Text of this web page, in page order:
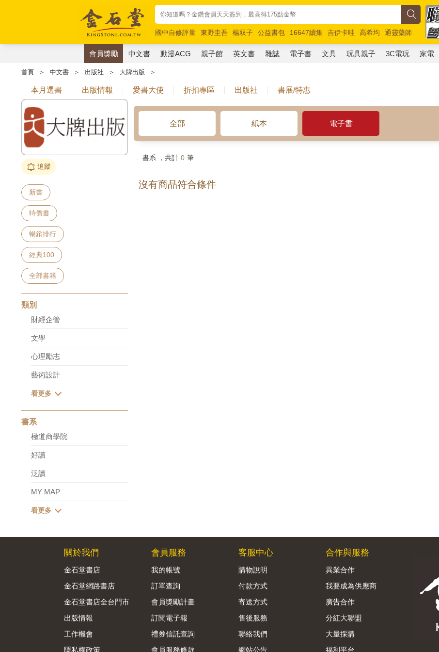
國中自修評量 東野圭吾 楊双子 公益書包 16647續集 吉伊卡哇 高希均
通靈藥師
唯紅花綻放
奧德賽 路邊攤新作 馬斯克 玩具總動員5 超慢跑
會員獎勵 中文書 動漫ACG 親子館 英文書 雜誌 電子書 文具 玩具親子 3C電玩 家電
首頁 ＞ 中文書 ＞ 出版社 ＞ 大牌出版 ＞ .
本月選書 出版情報 愛書大使 折扣專區 出版社 書展/特惠
追蹤
新書
特價書
暢銷排行
經典100
全部書籍
類別
財經企管
文學
心理勵志
藝術設計
書系
極道商學院
好讀
泛讀
MY MAP
全部 紙本 電子書
書系 ，共計 0 筆
沒有商品符合條件
關於我們
金石堂書店
金石堂網路書店
金石堂書店全台門市
出版情報
工作機會
隱私權政策
會員服務
我的帳號
訂單查詢
會員獎勵計畫
訂閱電子報
禮券信託查詢
會員服務條款
客服中心
購物說明
付款方式
寄送方式
售後服務
聯絡我們
網站公告
合作與服務
異業合作
我要成為供應商
廣告合作
分紅大聯盟
大量採購
福利平台